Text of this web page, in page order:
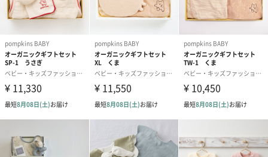
※オプションは有料になります。
※画像はイメージです。
商品詳細情報
原材料
オーガニックコットン
（本体）縦16cm×横
原産高